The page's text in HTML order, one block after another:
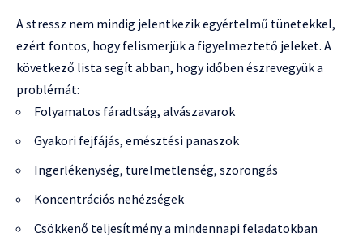
A stressz nem mindig jelentkezik egyértelmű tünetekkel,
ezért fontos, hogy felismerjük a figyelmeztető jeleket. A
következő lista segít abban, hogy időben észrevegyük a
problémát:
Folyamatos fáradtság, alvászavarok
Gyakori fejfájás, emésztési panaszok
Ingerlékenység, türelmetlenség, szorongás
Koncentrációs nehézségek
Csökkenő teljesítmény a mindennapi feladatokban